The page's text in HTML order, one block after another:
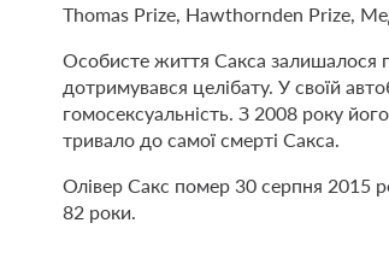
Thomas Prize, Hawthornden Prize,
Особисте життя Сакса залишалося
дотримувався целібату. У своїй
гомосексуальність. З 2008 року
тривало до самої смерті Сакса.
Олівер Сакс помер 30 серпня 2015
82 роки.